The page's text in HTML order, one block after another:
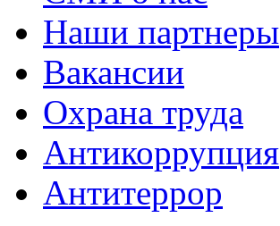
Наши партнеры
Вакансии
Охрана труда
Антикоррупция
Антитеррор